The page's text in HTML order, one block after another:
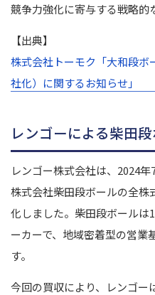
競争力強化に寄与する戦略的
【出典】
株式会社トーモク「大和段
社化）に関するお知らせ」
レンゴーによる柴田
レンゴー株式会社は、2024
株式会社柴田段ボールの全
化しました。柴田段ボールは
ーカーで、地域密着型の営業
す。
今回の買収により、レンゴー